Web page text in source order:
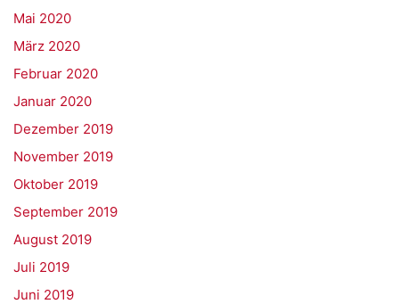
Mai 2020
März 2020
Februar 2020
Januar 2020
Dezember 2019
November 2019
Oktober 2019
September 2019
August 2019
Juli 2019
Juni 2019